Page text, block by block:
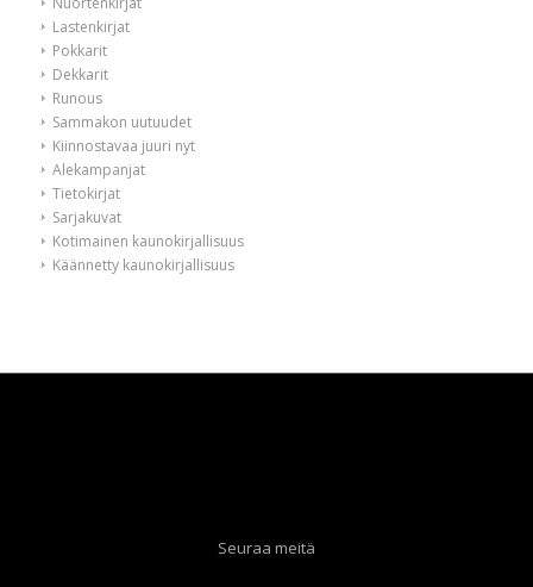
Lastenkirjat
Pokkarit
Dekkarit
Runous
Sammakon uutuudet
Kiinnostavaa juuri nyt
Alekampanjat
Tietokirjat
Sarjakuvat
Kotimainen kaunokirjallisuus
Käännetty kaunokirjallisuus
Seuraa meitä